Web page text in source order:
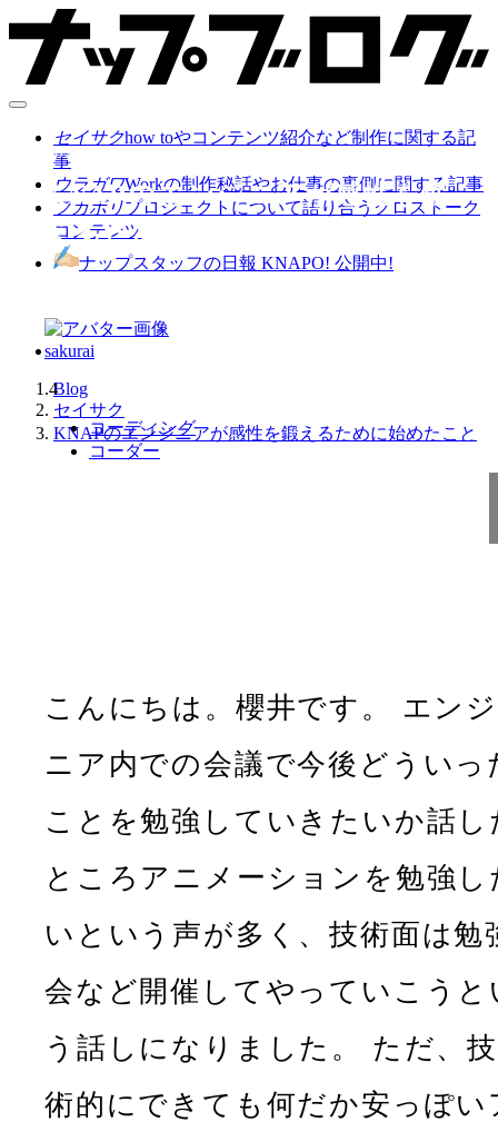
セイサクhow toやコンテンツ紹介など制作に関する記
事
ウラガワWorkの制作秘話やお仕事の裏側に関する記事
フカボリプロジェクトについて語り合うクロストーク
コンテンツ
ナップスタッフの日報 KNAPO! 公開中!
Blog
セイサク
KNAPのエンジニアが感性を鍛えるために始めたこと
2024.05.14
KNAPのエンジニアが感性を鍛
えるために始めたこと
sakurai
4
コーディング
コーダー
こんにちは。櫻井です。 エンジ
ニア内での会議で今後どういっ
ことを勉強していきたいか話し
ところアニメーションを勉強し
いという声が多く、技術面は勉
会など開催してやっていこうと
う話しになりました。 ただ、技
術的にできても何だか安っぽい